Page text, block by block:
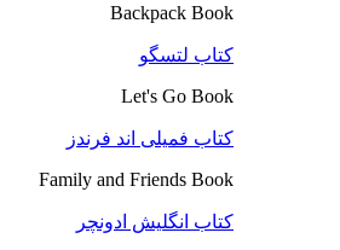
Backpack Book
کتاب لتسگو
Let's Go Book
کتاب فمیلی اند فرندز
Family and Friends Book
کتاب انگلیش ادونچر